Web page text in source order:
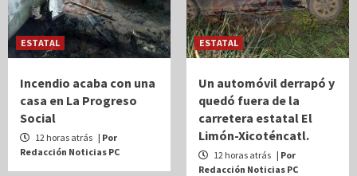
ESTATAL
Incendio acaba con una
casa en La Progreso
Social
12 horas atrás | Por
Redacción Noticias PC
ESTATAL
Un automóvil derrapó y
quedó fuera de la
carretera estatal El
Limón-Xicoténcatl.
12 horas atrás | Por
Redacción Noticias PC